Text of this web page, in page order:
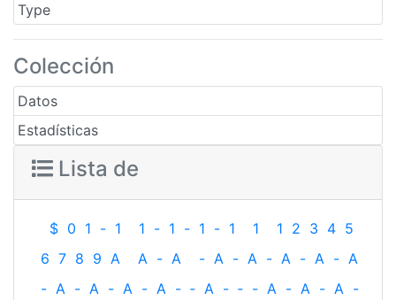
Type
Colección
Datos
Estadísticas
Lista de
$ 0 1 - 1 1 - 1 - 1 - 1 1 1 2 3 4 5
6 7 8 9 A A - A - A - A - A - A - A
- A - A - A - A - ‐ A - ‐ - A - A - A -